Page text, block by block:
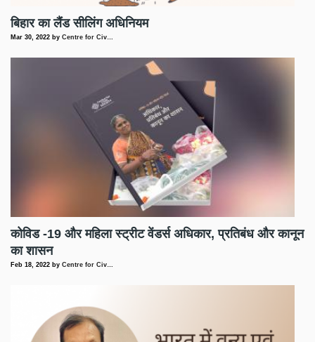
बिहार का लैंड सीलिंग अधिनियम
Mar 30, 2022 by Centre for Civ…
कोविड -19 और महिला स्ट्रीट वेंडर्स अधिकार, प्रतिबंध और कानून
का शासन
Feb 18, 2022 by Centre for Civ…